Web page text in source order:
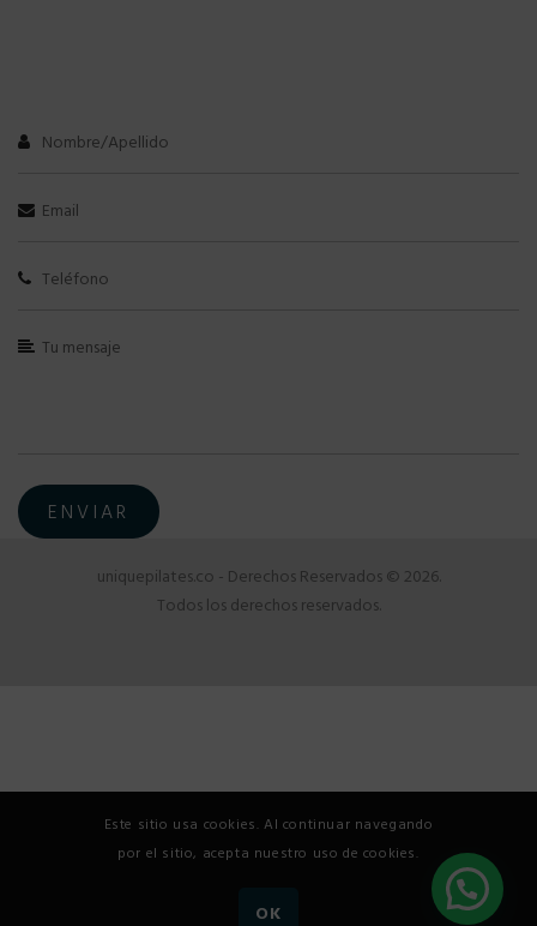
uniquepilates.co - Derechos Reservados © 2026.
Todos los derechos reservados.
Este sitio usa cookies. Al continuar navegando
por el sitio, acepta nuestro uso de cookies.
OK